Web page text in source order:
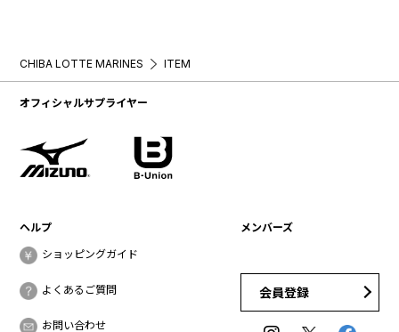
CHIBA LOTTE MARINES ITEM
オフィシャルサプライヤー
ヘルプ
ショッピングガイド
よくあるご質問
お問い合わせ
メンバーズ
会員登録